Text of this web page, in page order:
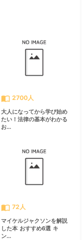
import_contacts 2700人
大人になってから学び始め
たい！法律の基本がわかる
お...
import_contacts 72人
マイケルジャクソンを解説
した本 おすすめ6選 キ
ン...